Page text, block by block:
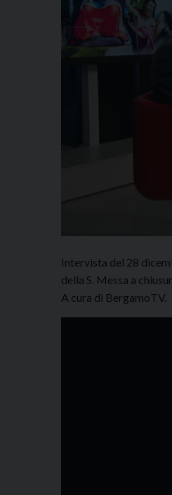
Intervista del 28
della S. Messa a
A cura di BergamoTV.